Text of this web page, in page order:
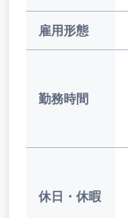
雇用形態
勤務時間
休日・休暇